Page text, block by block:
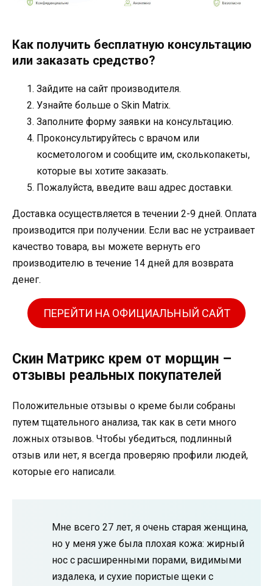
Как получить бесплатную консультацию
или заказать средство?
Зайдите на сайт производителя.
Узнайте больше о Skin Matrix.
Заполните форму заявки на консультацию.
Проконсультируйтесь с врачом или
косметологом и сообщите им, сколькопакеты,
которые вы хотите заказать.
Пожалуйста, введите ваш адрес доставки.
Доставка осуществляется в течении 2-9 дней. Оплата
производится при получении. Если вас не устраивает
качество товара, вы можете вернуть его
производителю в течение 14 дней для возврата
денег.
ПЕРЕЙТИ НА ОФИЦИАЛЬНЫЙ САЙТ
Скин Матрикс крем от морщин –
отзывы реальных покупателей
Положительные отзывы о креме были собраны
путем тщательного анализа, так как в сети много
ложных отзывов. Чтобы убедиться, подлинный
отзыв или нет, я всегда проверяю профили людей,
которые его написали.
Мне всего 27 лет, я очень старая женщина,
но у меня уже была плохая кожа: жирный
нос с расширенными порами, видимыми
издалека, и сухие пористые щеки с